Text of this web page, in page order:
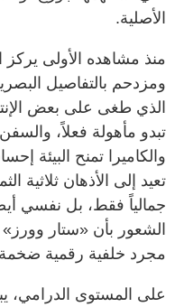
الأصلية.
منذ مشاهده الأولى يركز
ومزدحم بالتفاصيل
الذي طغى على بعض
تبدو مأهولة فعلاً،
والكاميرا تمنح البيئة
تعيد إلى الأذهان ثلاثية
جمالياً فقط، بل نفسي
الشعور بأن «ستار
مجرد خلفية رقمية
على المستوى الدرامي،